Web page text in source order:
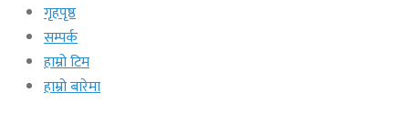
गृहपृष्ठ
सम्पर्क
हाम्रो टिम
हाम्रो बारेमा